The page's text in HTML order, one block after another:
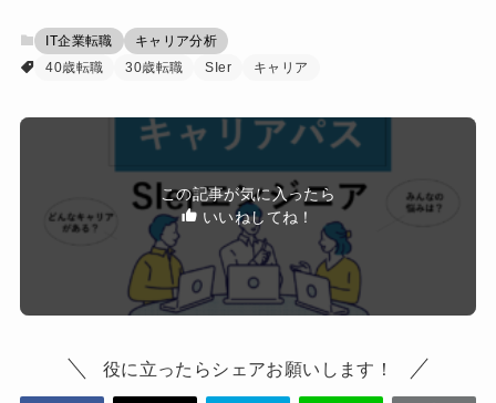
IT企業転職
キャリア分析
40歳転職
30歳転職 SIer キャリア
この記事が気に入ったら
いいねしてね！
役に立ったらシェアお願いします！